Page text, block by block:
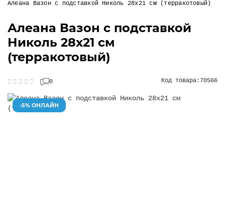
Алеана Вазон c подставкой Николь 28х21 см (терракотовый)
Алеана Вазон c подставкой
Николь 28х21 см
(терракотовый)
0 Код товара: 70566
-5% ОНЛАЙН